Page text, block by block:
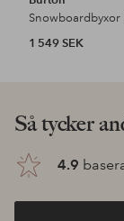
1 549 SEK
Så tycker
4.9